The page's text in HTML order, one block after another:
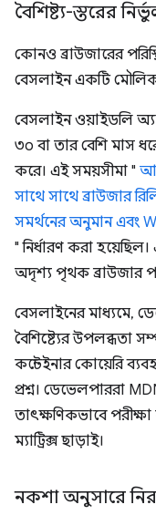
বৈশিষ্ট্য-স্তরের
কোনও ব্রাউজারের
বেসলাইন একটি
বেসলাইন ওয়াইডলি
৩০ বা তার বেশি মাস
করে। এই সময়সীমা "
সাথে সাথে ব্রাউজার
সমর্থনের অনুমান এবং
" নির্ধারণ করা
অদৃশ্য পৃথক ব্রাউজার
বেসলাইনের মাধ্যমে,
বৈশিষ্ট্যের উপলব্ধতা
কন্টেইনার কোয়েরি
প্রশ্ন। ডেভেলপাররা
তাৎক্ষণিকভাবে
ম্যাট্রিক্স ছাড়াই।
নকশা অনুসারে